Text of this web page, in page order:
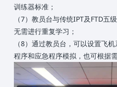
训练器标准；
（7）教员台与传统IPT及FTD五
无需进行重复学习；
（8）通过教员台，可以设置飞
程序和应急程序模拟，也可根据